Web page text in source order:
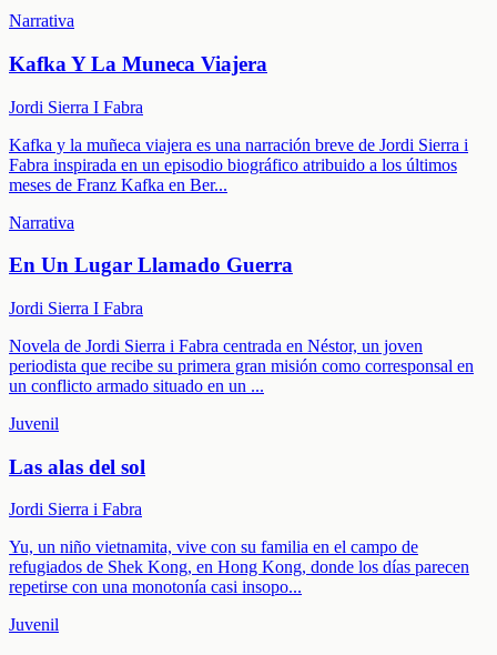
Narrativa
Kafka Y La Muneca Viajera
Jordi Sierra I Fabra
Kafka y la muñeca viajera es una narración breve de Jordi Sierra i
Fabra inspirada en un episodio biográfico atribuido a los últimos
meses de Franz Kafka en Ber...
Narrativa
En Un Lugar Llamado Guerra
Jordi Sierra I Fabra
Novela de Jordi Sierra i Fabra centrada en Néstor, un joven
periodista que recibe su primera gran misión como corresponsal en
un conflicto armado situado en un ...
Juvenil
Las alas del sol
Jordi Sierra i Fabra
Yu, un niño vietnamita, vive con su familia en el campo de
refugiados de Shek Kong, en Hong Kong, donde los días parecen
repetirse con una monotonía casi insopo...
Juvenil